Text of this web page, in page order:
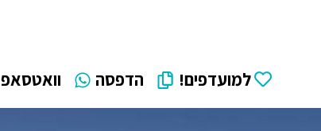
למועדפים! הדפסה וואטסאפ